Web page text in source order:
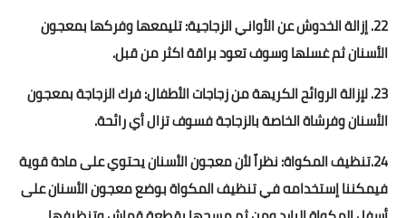
22. إزالة الخدوش عن الأواني الزجاجية: تليمعها وفركها بمعجون
الأسنان ثم غسلها وسوف تعود براقة اكثر من قبل.
23. لإزالة الروائح الكريهة من زجاجات الأطفال: فرك الزجاجة بمعجون
الأسنان وفرشاة الخاصة بالزجاجة فسوف تزال أي رائحة.
24.تنظيف المكواة: نظراً لأن معجون الأسنان يحتوي على مادة قوية
فيمكننا إستخدامه في تنظيف المكواة بوضع معجون الأسنان على